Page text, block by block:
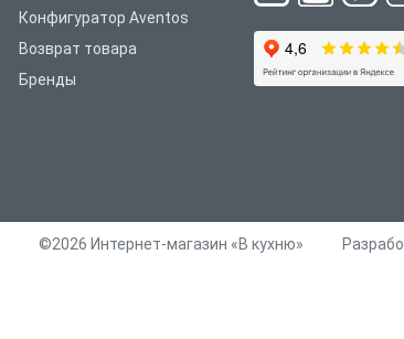
Конфигуратор Aventos
Возврат товара
Бренды
©2026 Интернет-магазин «В кухню»